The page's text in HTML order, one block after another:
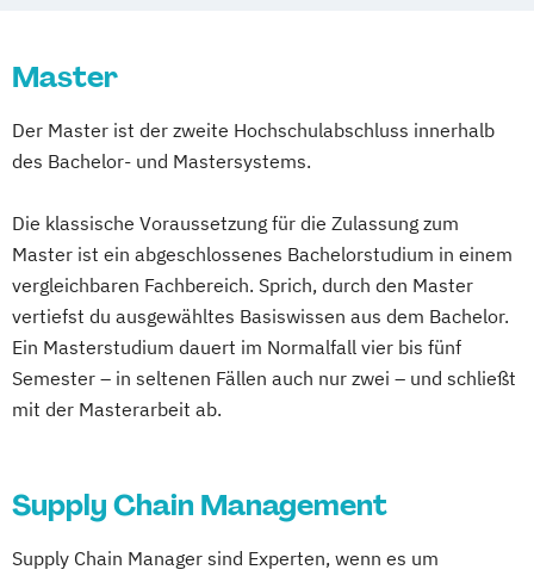
Master
Der Master ist der zweite Hochschulabschluss innerhalb
des Bachelor- und Mastersystems.
Die klassische Voraussetzung für die Zulassung zum
Master ist ein abgeschlossenes Bachelorstudium in einem
vergleichbaren Fachbereich. Sprich, durch den Master
vertiefst du ausgewähltes Basiswissen aus dem Bachelor.
Ein Masterstudium dauert im Normalfall vier bis fünf
Semester – in seltenen Fällen auch nur zwei – und schließt
mit der Masterarbeit ab.
Supply Chain Management
Supply Chain Manager sind Experten, wenn es um